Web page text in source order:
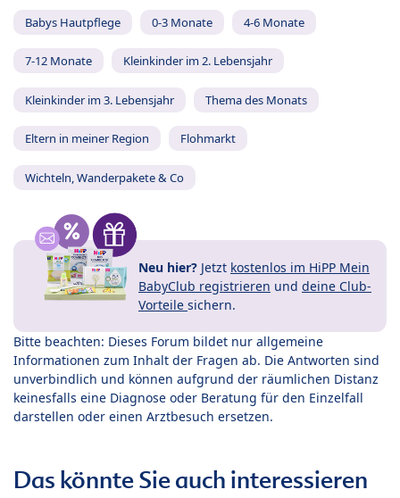
Babys Hautpflege 0-3 Monate 4-6 Monate
7-12 Monate Kleinkinder im 2. Lebensjahr
Kleinkinder im 3. Lebensjahr Thema des Monats
Eltern in meiner Region Flohmarkt
Wichteln, Wanderpakete & Co
Neu hier? Jetzt kostenlos im HiPP Mein
BabyClub registrieren und deine Club-
Vorteile sichern.
Bitte beachten: Dieses Forum bildet nur allgemeine
Informationen zum Inhalt der Fragen ab. Die Antworten sind
unverbindlich und können aufgrund der räumlichen Distanz
keinesfalls eine Diagnose oder Beratung für den Einzelfall
darstellen oder einen Arztbesuch ersetzen.
Das könnte Sie auch interessieren